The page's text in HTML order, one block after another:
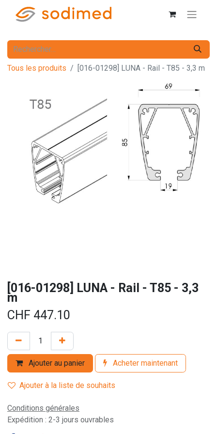
Tous les produits [016-01298] LUNA - Rail - T85 - 3,3 m
[016-01298] LUNA - Rail - T85 - 3,3
m
CHF 447.10
Ajouter au panier Acheter maintenant
Ajouter à la liste de souhaits
Conditions générales
Expédition : 2-3 jours ouvrables